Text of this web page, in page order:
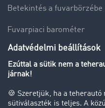
Betekintés a fuvarbörzébe
Fuvarpiaci barométer
Transzportlexikon
Tehergépkocsi-
Cég